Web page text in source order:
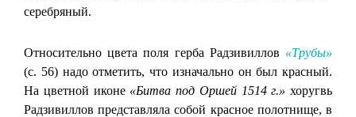
серебряный.
Относительно цвета поля герба Радзивиллов «Трубы»
(с. 56) надо отметить, что изначально он был красный.
На цветной иконе «Битва под Оршей 1514 г.» хоругвь
Радзивиллов представляла собой красное полотнище, в